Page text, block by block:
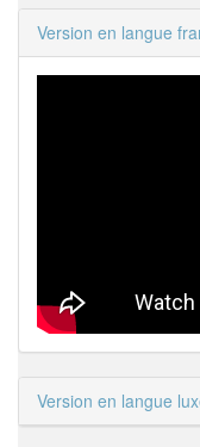
Version en langue
Version en langue